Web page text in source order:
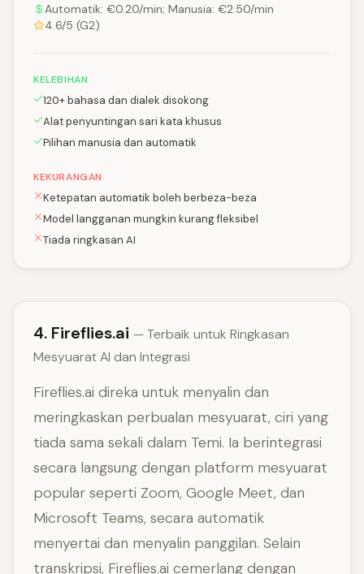
Automatik: €0.20/min; Manusia: €2.50/min
4.6/5 (G2)
KELEBIHAN
120+ bahasa dan dialek disokong
Alat penyuntingan sari kata khusus
Pilihan manusia dan automatik
KEKURANGAN
Ketepatan automatik boleh berbeza-beza
Model langganan mungkin kurang fleksibel
Tiada ringkasan AI
4. Fireflies.ai — Terbaik untuk Ringkasan
Mesyuarat AI dan Integrasi
Fireflies.ai direka untuk menyalin dan
meringkaskan perbualan mesyuarat, ciri yang
tiada sama sekali dalam Temi. Ia berintegrasi
secara langsung dengan platform mesyuarat
popular seperti Zoom, Google Meet, dan
Microsoft Teams, secara automatik
menyertai dan menyalin panggilan. Selain
transkripsi, Fireflies.ai cemerlang dengan